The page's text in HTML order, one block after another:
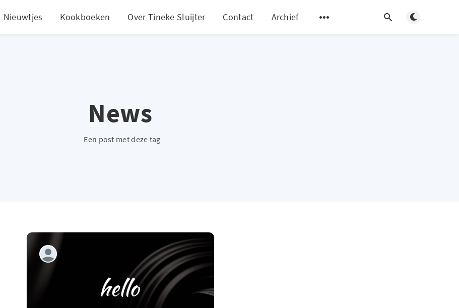
Nieuwtjes Kookboeken Over Tineke Sluijter Contact Archief Schakel van
News
Een post met deze tag